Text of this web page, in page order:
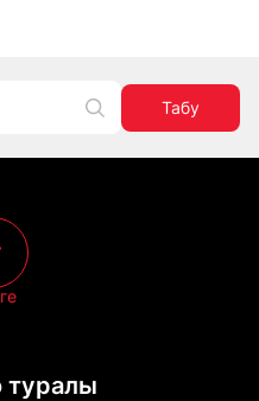
Табу
туралы